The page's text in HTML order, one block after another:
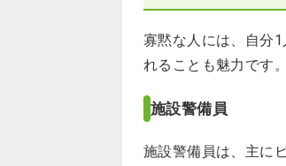
寡黙な人には、自分
れることも魅力です。
施設警備員
施設警備員は、主に